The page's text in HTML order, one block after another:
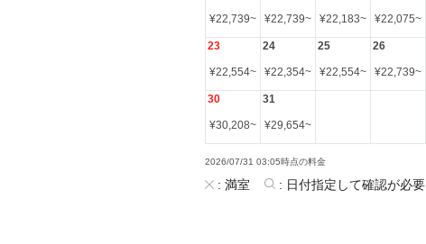
¥22,739~ ¥22,739~ ¥22,183~ ¥22,075~
23
¥22,554~
24
¥22,354~
25
¥22,554~
26
¥22,739~
30
¥30,208~
31
¥29,654~
2026/07/31 03:05時点の料金
: 満室 : 日付指定して確認が必要